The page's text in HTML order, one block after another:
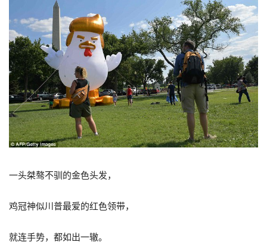
一头桀骜不驯的金色头发，
鸡冠神似川普最爱的红色领带，
就连手势，都如出一辙。